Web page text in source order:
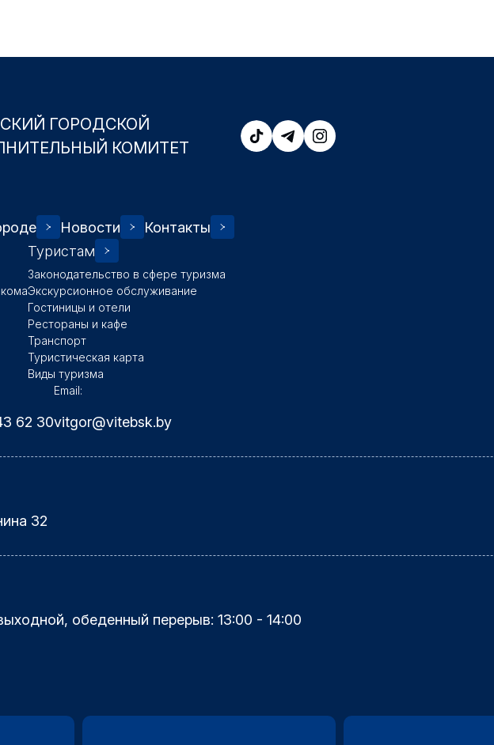
ГОРОДСКОЙ
КОМИТЕТ
Новости
Контакты
Туристам
Законодательство в сфере туризма
Экскурсионное обслуживание
Гостиницы и отели
Рестораны и кафе
Транспорт
Туристическая карта
Виды туризма
62 30
Email:
vitgor@vitebsk.by
32
обеденный перерыв: 13:00 - 14:00